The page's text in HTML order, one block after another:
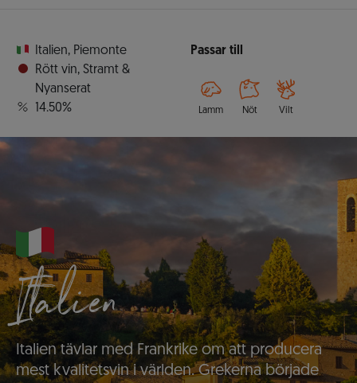
Italien, Piemonte
Rött vin, Stramt &
Nyanserat
14.50%
Passar till
Lamm Nöt Vilt
Italien
Italien tävlar med Frankrike om att producera
mest kvalitetsvin i världen. Grekerna började